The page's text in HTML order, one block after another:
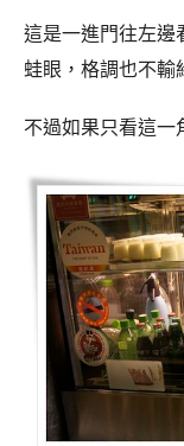
這是一進門往左邊
蛙眼，格調也不輸
不過如果只看這一